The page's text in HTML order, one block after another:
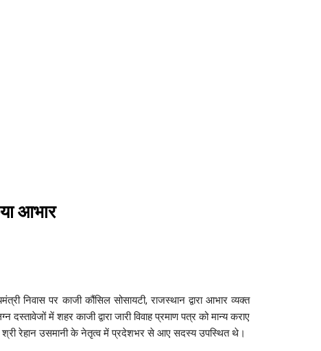
आभार
निवास पर काजी कौंसिल सोसायटी, राजस्थान द्वारा आभार व्यक्त
में शहर काजी द्वारा जारी विवाह प्रमाण पत्र को मान्य कराए
श्री रेहान उसमानी के नेतृत्व में प्रदेशभर से आए सदस्य उपस्थित थे।